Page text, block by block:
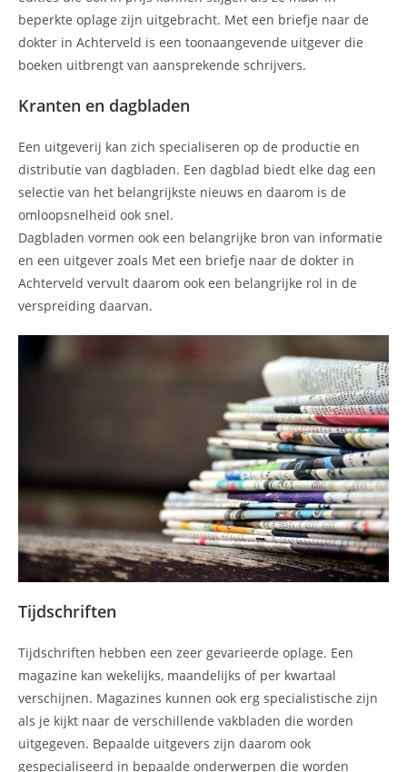
beperkte oplage zijn uitgebracht. Met een briefje naar de
dokter in Achterveld is een toonaangevende uitgever die
boeken uitbrengt van aansprekende schrijvers.
Kranten en dagbladen
Een uitgeverij kan zich specialiseren op de productie en
distributie van dagbladen. Een dagblad biedt elke dag een
selectie van het belangrijkste nieuws en daarom is de
omloopsnelheid ook snel.
Dagbladen vormen ook een belangrijke bron van informatie
en een uitgever zoals Met een briefje naar de dokter in
Achterveld vervult daarom ook een belangrijke rol in de
verspreiding daarvan.
Tijdschriften
Tijdschriften hebben een zeer gevarieerde oplage. Een
magazine kan wekelijks, maandelijks of per kwartaal
verschijnen. Magazines kunnen ook erg specialistische zijn
als je kijkt naar de verschillende vakbladen die worden
uitgegeven. Bepaalde uitgevers zijn daarom ook
gespecialiseerd in bepaalde onderwerpen die worden